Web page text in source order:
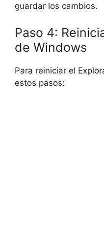
guardar los cambios.
Paso 4:
de Windows
Para reiniciar el
estos pasos: